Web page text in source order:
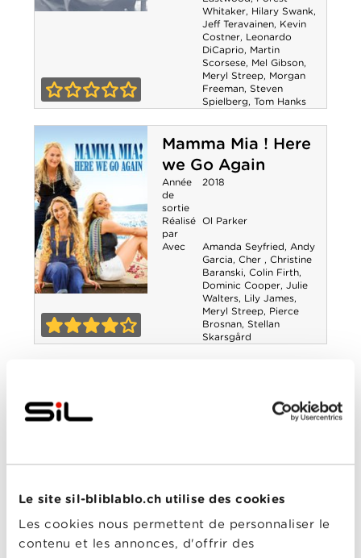
Le site sil-bliblablo.ch utilise des cookies
Les cookies nous permettent de personnaliser le
contenu et les annonces, d'offrir des
cinématographique
Whitaker, Hilary Swank,
Jeff Teravainen, Kevin
Costner, Leonardo
DiCaprio, Martin
Scorsese, Mel Gibson,
Meryl Streep, Morgan
Freeman, Steven
Spielberg, Tom Hanks
Mamma Mia ! Here
we Go Again
Here we Go
Année
de
sortie
2018
Réalisé
par
Ol Parker
Avec Amanda Seyfried, Andy
Garcia, Cher , Christine
Baranski, Colin Firth,
Dominic Cooper, Julie
Walters, Lily James,
Meryl Streep, Pierce
Brosnan, Stellan
Skarsgård
Big Little Lies -
par
Tupper, Jeffrey
Nordling
Kathryn
Newton, Laura Dern,
Meryl Streep
Kidman,Reese